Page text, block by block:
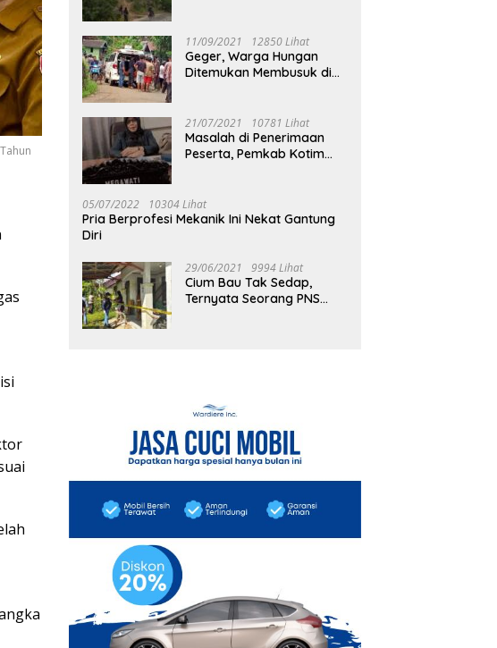
11/09/2021 12850 Lihat
Geger, Warga Hungan
Ditemukan Membusuk di
21/07/2021 10781 Lihat
Masalah di Penerimaan
Peserta, Pemkab Kotim
05/07/2022 10304 Lihat
Pria Berprofesi Mekanik Ini Nekat Gantung
Diri
29/06/2021 9994 Lihat
Cium Bau Tak Sedap,
Ternyata Seorang PNS